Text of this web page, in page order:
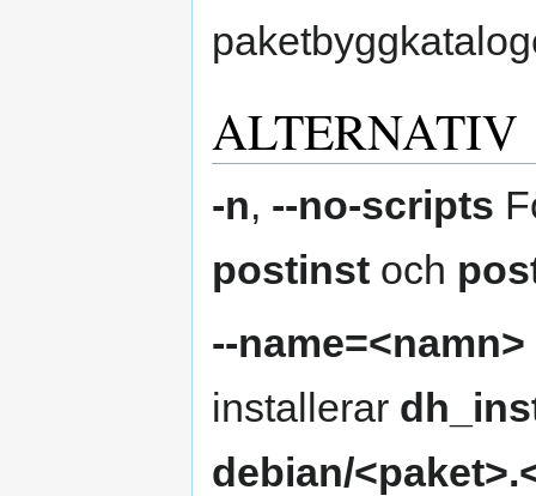
ALTERNATIV
-n, --no-scripts
postinst och
--name=<namn>
installerar
debian/